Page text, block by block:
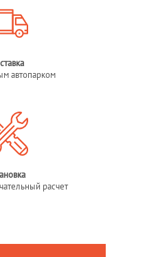
автопарком
расчет